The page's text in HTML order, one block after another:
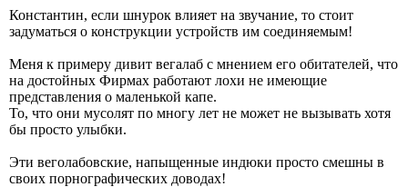
Константин, если шнурок влияет на звучание, то стоит
задуматься о конструкции устройств им соединяемым!
Меня к примеру дивит вегалаб с мнением его обитателей, что
на достойных Фирмах работают лохи не имеющие
представления о маленькой капе.
То, что они мусолят по многу лет не может не вызывать хотя
бы просто улыбки.
Эти веголабовские, напыщенные индюки просто смешны в
своих порнографических доводах!